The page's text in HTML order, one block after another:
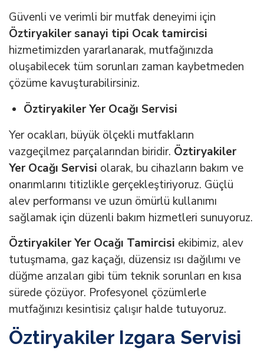
Güvenli ve verimli bir mutfak deneyimi için
Öztiryakiler sanayi tipi Ocak tamircisi
hizmetimizden yararlanarak, mutfağınızda
oluşabilecek tüm sorunları zaman kaybetmeden
çözüme kavuşturabilirsiniz.
Öztiryakiler Yer Ocağı Servisi
Yer ocakları, büyük ölçekli mutfakların
vazgeçilmez parçalarından biridir. Öztiryakiler
Yer Ocağı Servisi olarak, bu cihazların bakım ve
onarımlarını titizlikle gerçekleştiriyoruz. Güçlü
alev performansı ve uzun ömürlü kullanımı
sağlamak için düzenli bakım hizmetleri sunuyoruz.
Öztiryakiler Yer Ocağı Tamircisi ekibimiz, alev
tutuşmama, gaz kaçağı, düzensiz ısı dağılımı ve
düğme arızaları gibi tüm teknik sorunları en kısa
sürede çözüyor. Profesyonel çözümlerle
mutfağınızı kesintisiz çalışır halde tutuyoruz.
Öztiryakiler Izgara Servisi